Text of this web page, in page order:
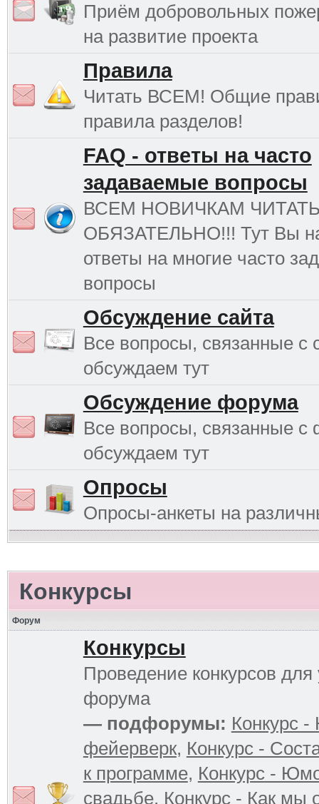
Приём добровольных
на развитие проекта
Правила
Читать ВСЕМ! Общие
правила разделов!
FAQ - ответы на часто
задаваемые вопросы
ВСЕМ НОВИЧКАМ
ОБЯЗАТЕЛЬНО!!! Тут Вы
ответы на многие часто
вопросы
Обсуждение сайта
Все вопросы, связанные с
обсуждаем тут
Обсуждение форума
Все вопросы, связанные
обсуждаем тут
Опросы
Опросы-анкеты на
Конкурсы
Форум
Конкурсы
Проведение конкурсов для
форума
— подфорумы: Конкурс
фейерверк, Конкурс -
к программе, Конкурс -
свадьбе, Конкурс - Как мы